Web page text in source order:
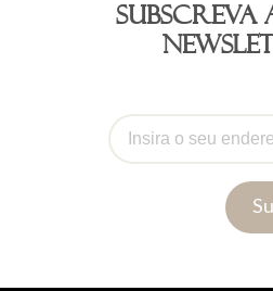
Subscreva